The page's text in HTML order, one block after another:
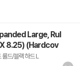
Large, Rul
8.25) (Hardcov
드/블랙 하드 L